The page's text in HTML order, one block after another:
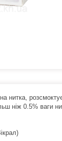
нитка,
ніж 0.5% ваги